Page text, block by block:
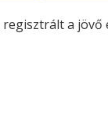
a jövő